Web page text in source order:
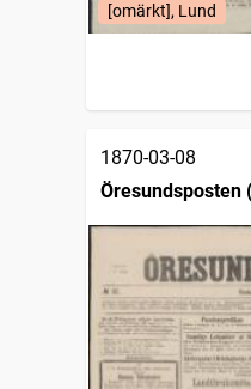
[omärkt], Lund
1870-03-08
Öresundsposten